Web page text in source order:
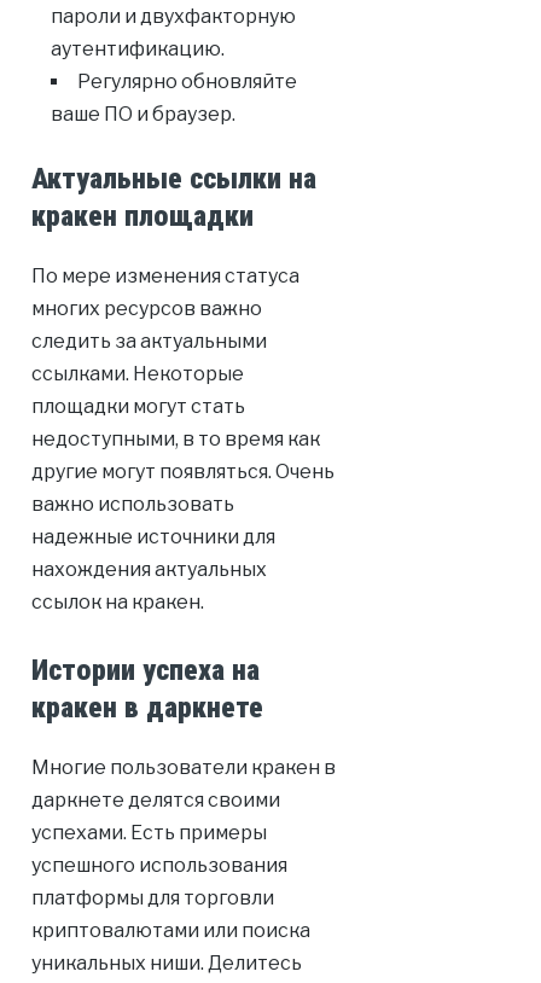
пароли и двухфакторную
аутентификацию.
Регулярно обновляйте
ваше ПО и браузер.
Актуальные ссылки на
кракен площадки
По мере изменения статуса
многих ресурсов важно
следить за актуальными
ссылками. Некоторые
площадки могут стать
недоступными, в то время как
другие могут появляться. Очень
важно использовать
надежные источники для
нахождения актуальных
ссылок на кракен.
Истории успеха на
кракен в даркнете
Многие пользователи кракен в
даркнете делятся своими
успехами. Есть примеры
успешного использования
платформы для торговли
криптовалютами или поиска
уникальных ниши. Делитесь